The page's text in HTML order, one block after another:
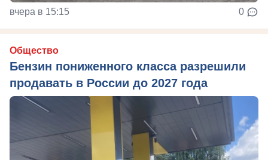
вчера в 15:15 0
Общество
Бензин пониженного класса разрешили
продавать в России до 2027 года